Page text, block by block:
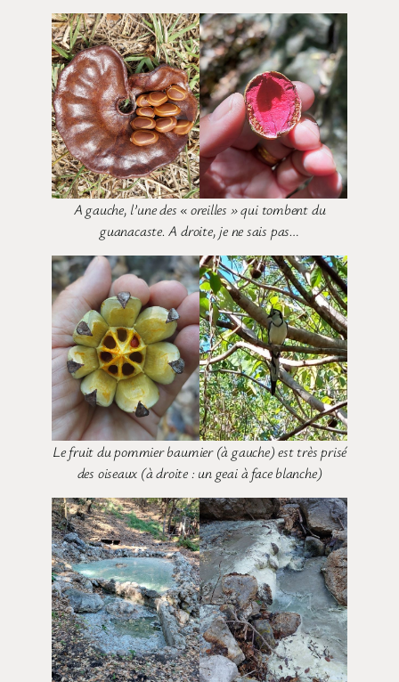
A gauche, l’une des « oreilles » qui tombent du
guanacaste. A droite, je ne sais pas…
Le fruit du pommier baumier (à gauche) est très prisé
des oiseaux (à droite : un geai à face blanche)